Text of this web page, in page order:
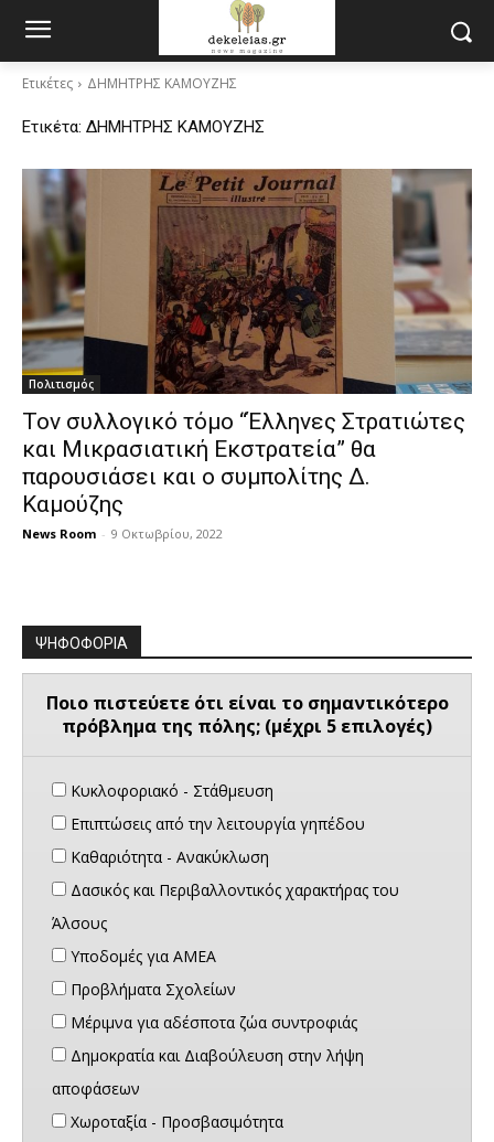
Ετικέτες ΔΗΜΗΤΡΗΣ ΚΑΜΟΥΖΗΣ
Ετικέτα: ΔΗΜΗΤΡΗΣ ΚΑΜΟΥΖΗΣ
Πολιτισμός
Τον συλλογικό τόμο “Έλληνες Στρατιώτες
και Μικρασιατική Εκστρατεία” θα
παρουσιάσει και ο συμπολίτης Δ.
Καμούζης
News Room - 9 Οκτωβρίου, 2022
ΨΗΦΟΦΟΡΙΑ
Ποιο πιστεύετε ότι είναι το σημαντικότερο
πρόβλημα της πόλης; (μέχρι 5 επιλογές)
Κυκλοφοριακό - Στάθμευση
Επιπτώσεις από την λειτουργία γηπέδου
Καθαριότητα - Ανακύκλωση
Δασικός και Περιβαλλοντικός χαρακτήρας του
Άλσους
Υποδομές για ΑΜΕΑ
Προβλήματα Σχολείων
Μέριμνα για αδέσποτα ζώα συντροφιάς
Δημοκρατία και Διαβούλευση στην λήψη
αποφάσεων
Χωροταξία - Προσβασιμότητα